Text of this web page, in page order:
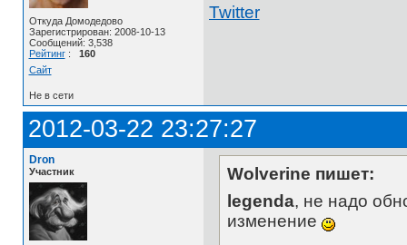
Откуда Домодедово
Зарегистрирован: 2008-10-13
Сообщений: 3,538
Рейтинг: 160
Сайт
Twitter
Не в сети
2012-03-22 23:27:27
Dron
Участник
Wolverine пишет:
legenda, не надо
изменение